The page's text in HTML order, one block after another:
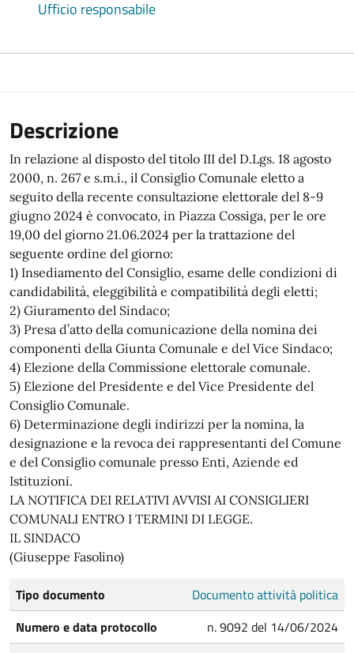
Ufficio responsabile
Descrizione
In relazione al disposto del titolo III del D.Lgs. 18 agosto
2000, n. 267 e s.m.i., il Consiglio Comunale eletto a
seguito della recente consultazione elettorale del 8-9
giugno 2024 è convocato, in Piazza Cossiga, per le ore
19,00 del giorno 21.06.2024 per la trattazione del
seguente ordine del giorno:
1) Insediamento del Consiglio, esame delle condizioni di
candidabilità, eleggibilità e compatibilità degli eletti;
2) Giuramento del Sindaco;
3) Presa d’atto della comunicazione della nomina dei
componenti della Giunta Comunale e del Vice Sindaco;
4) Elezione della Commissione elettorale comunale.
5) Elezione del Presidente e del Vice Presidente del
Consiglio Comunale.
6) Determinazione degli indirizzi per la nomina, la
designazione e la revoca dei rappresentanti del Comune
e del Consiglio comunale presso Enti, Aziende ed
Istituzioni.
LA NOTIFICA DEI RELATIVI AVVISI AI CONSIGLIERI
COMUNALI ENTRO I TERMINI DI LEGGE.
IL SINDACO
(Giuseppe Fasolino)
Tipo documento
Documento attività politica
Numero e data protocollo
n. 9092 del 14/06/2024